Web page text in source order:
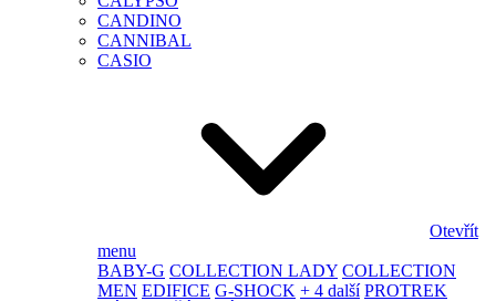
CANDINO
CANNIBAL
CASIO
Otevřít
menu
BABY-G COLLECTION LADY COLLECTION
MEN EDIFICE G-SHOCK + 4 další PROTREK